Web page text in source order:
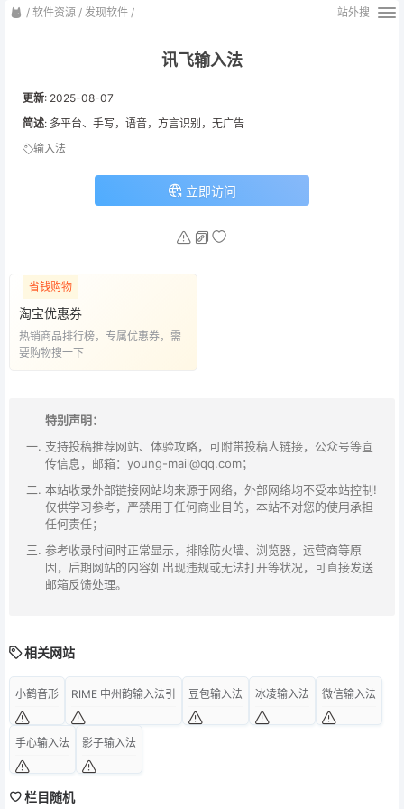
/ 软件资源 / 发现软件 / 站外搜
讯飞输入法
更新: 2025-08-07
简述: 多平台、手写，语音，方言识别，无广告
输入法
立即访问
省钱购物
淘宝优惠券
热销商品排行榜，专属优惠券，需
要购物搜一下
特别声明：
支持投稿推荐网站、体验攻略，可附带投稿人链接，公众号等宣
传信息，邮箱：young-mail@qq.com；
本站收录外部链接网站均来源于网络，外部网络均不受本站控制!
仅供学习参考，严禁用于任何商业目的，本站不对您的使用承担
任何责任；
参考收录时间时正常显示，排除防火墙、浏览器，运营商等原
因，后期网站的内容如出现违规或无法打开等状况，可直接发送
邮箱反馈处理。
相关网站
小鹤音形 RIME 中州韵输入法引 豆包输入法 冰凌输入法 微信输入法
手心输入法 影子输入法
栏目随机